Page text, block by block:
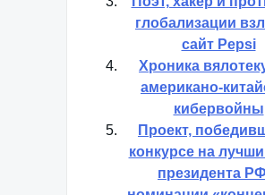
Поэт, хакер и
глобализации
сайт Pepsi
Хроника
американо-
кибервойны
Проект,
конкурсе на
президента